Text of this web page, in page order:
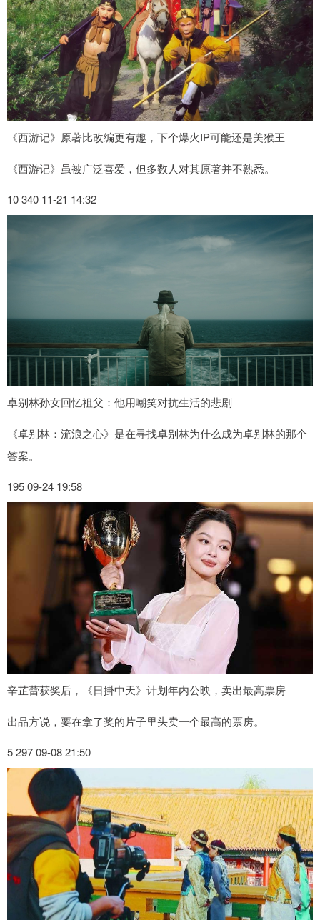
《西游记》原著比改编更有趣，下个爆火IP可能还是美猴王
《西游记》虽被广泛喜爱，但多数人对其原著并不熟悉。
10 340 11-21 14:32
卓别林孙女回忆祖父：他用嘲笑对抗生活的悲剧
《卓别林：流浪之心》是在寻找卓别林为什么成为卓别林的那个
答案。
195 09-24 19:58
辛芷蕾获奖后，《日掛中天》计划年内公映，卖出最高票房
出品方说，要在拿了奖的片子里头卖一个最高的票房。
5 297 09-08 21:50